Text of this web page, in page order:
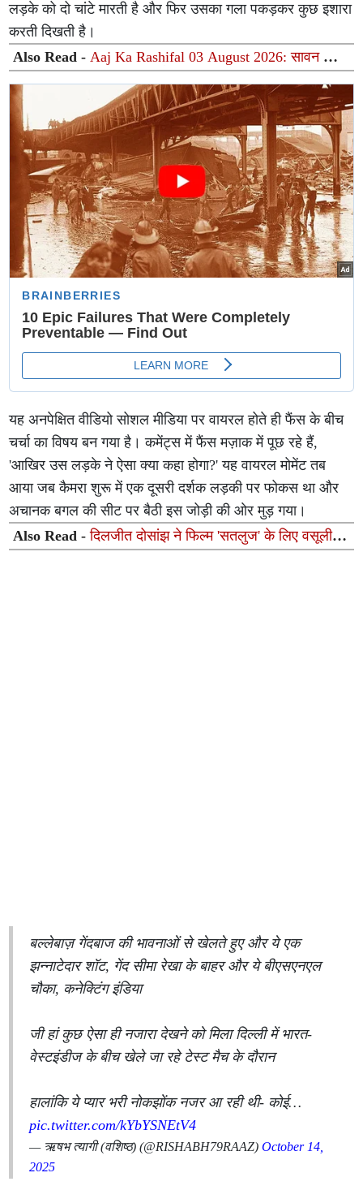
लड़के को दो चांटे मारती है और फिर उसका गला पकड़कर कुछ इशारा
करती दिखती है।
Also Read -Aaj Ka Rashifal 03 August 2026: सावन का
पहला सोमवार आज, चंद्रमा और वक्री शनि की युति से जानिए
आपकी राशि पर क्या होगा असर
यह अनपेक्षित वीडियो सोशल मीडिया पर वायरल होते ही फैंस के बीच
चर्चा का विषय बन गया है। कमेंट्स में फैंस मज़ाक में पूछ रहे हैं,
'आखिर उस लड़के ने ऐसा क्या कहा होगा?' यह वायरल मोमेंट तब
आया जब कैमरा शुरू में एक दूसरी दर्शक लड़की पर फोकस था और
अचानक बगल की सीट पर बैठी इस जोड़ी की ओर मुड़ गया।
Also Read -दिलजीत दोसांझ ने फिल्म 'सतलुज' के लिए वसूली
कितनी फीस? डायरेक्टर हनी त्रेहन ने किया हैरान करने वाला
बल्लेबाज़ गेंदबाज की भावनाओं से खेलते हुए और ये एक
झन्नाटेदार शॉट, गेंद सीमा रेखा के बाहर और ये बीएसएनएल
चौका, कनेक्टिंग इंडिया
जी हां कुछ ऐसा ही नजारा देखने को मिला दिल्ली में भारत-
वेस्टइंडीज के बीच खेले जा रहे टेस्ट मैच के दौरान
हालांकि ये प्यार भरी नोकझोंक नजर आ रही थी- कोई…
pic.twitter.com/kYbYSNEtV4
— ऋषभ त्यागी (वशिष्ठ) (@RISHABH79RAAZ)October 14,
2025